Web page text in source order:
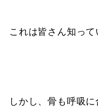
これは皆さん知って
しかし、骨も呼吸